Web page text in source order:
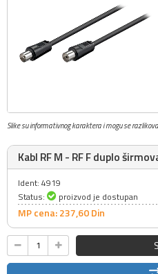
Slike su informativnog karaktera i mogu se
Kabl RF M - RF F duplo
Ident: 4919
Status:
proizvod je dostupan
MP cena: 237,60Din